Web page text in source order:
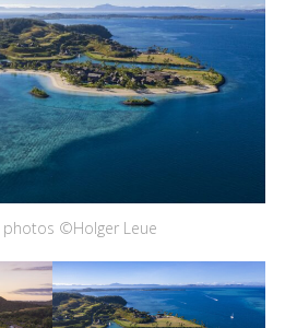
photos ©Holger Leue